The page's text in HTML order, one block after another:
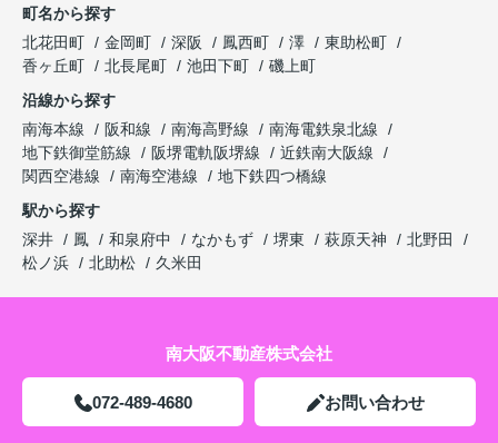
町名から探す
北花田町
金岡町 深阪 鳳西町 澤
東助松町
香ヶ丘町
北長尾町 池田下町
磯上町
沿線から探す
南海本線
阪和線 南海高野線
南海電鉄泉北線
地下鉄御堂筋線
阪堺電軌阪堺線
近鉄南大阪線
関西空港線
南海空港線
地下鉄四つ橋線
駅から探す
深井
鳳 和泉府中 なかもず 堺東 萩原天神
北野田
松ノ浜
北助松 久米田
南大阪不動産株式会社
072-489-4680 お問い合わせ